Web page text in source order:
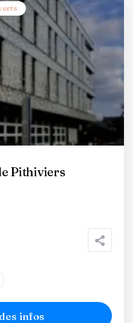
Pithiviers
infos